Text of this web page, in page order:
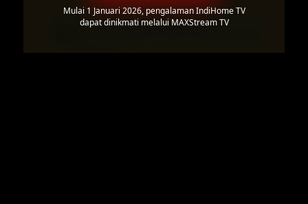
Mulai 1 Januari 2026, pengalaman IndiHome TV
dapat dinikmati melalui MAXStream TV